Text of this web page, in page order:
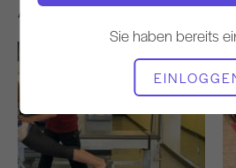
Sie haben bereits
Andere Workouts, die Ihnen